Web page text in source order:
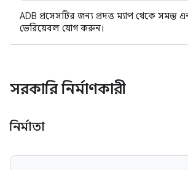
ADB প্রসেসটির জন্য প্রদত্ত ম্যাপ থেকে সমস্ত
ভেরিয়েবল যোগ করুন।
সরকারি নির্মাণকারী
নির্মাতা